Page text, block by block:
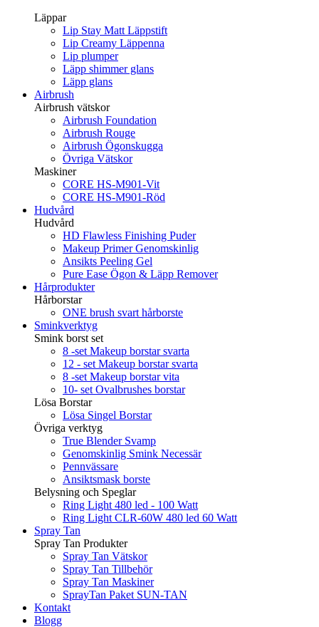
Läppar
Lip Stay Matt Läppstift
Lip Creamy Läppenna
Lip plumper
Läpp shimmer glans
Läpp glans
Airbrush
Airbrush vätskor
Airbrush Foundation
Airbrush Rouge
Airbrush Ögonskugga
Övriga Vätskor
Maskiner
CORE HS-M901-Vit
CORE HS-M901-Röd
Hudvård
Hudvård
HD Flawless Finishing Puder
Makeup Primer Genomskinlig
Ansikts Peeling Gel
Pure Ease Ögon & Läpp Remover
Hårprodukter
Hårborstar
ONE brush svart hårborste
Sminkverktyg
Smink borst set
8 -set Makeup borstar svarta
12 - set Makeup borstar svarta
8 -set Makeup borstar vita
10- set Ovalbrushes borstar
Lösa Borstar
Lösa Singel Borstar
Övriga verktyg
True Blender Svamp
Genomskinlig Smink Necessär
Pennvässare
Ansiktsmask borste
Belysning och Speglar
Ring Light 480 led - 100 Watt
Ring Light CLR-60W 480 led 60 Watt
Spray Tan
Spray Tan Produkter
Spray Tan Vätskor
Spray Tan Tillbehör
Spray Tan Maskiner
SprayTan Paket SUN-TAN
Kontakt
Blogg